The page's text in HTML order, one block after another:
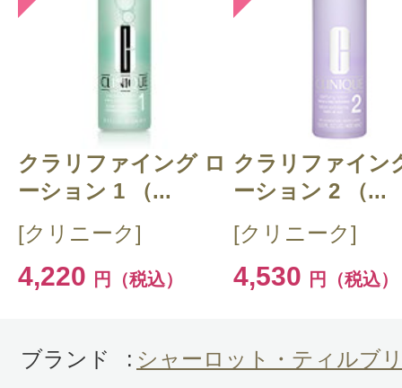
このコスメのレビューを書いて
クチコミを投稿する
CT 会員様は、マイページの「購
らクチコミ投稿すると1 商品に
ントプレゼント！
クラリファイング ロ
ーション 1 （...
[クリニーク]
4,220 円（税込）
クラリファイン
ーション 2 （...
[クリニーク]
4,530 円（税込）
ブランド : シャーロット・ティルブ